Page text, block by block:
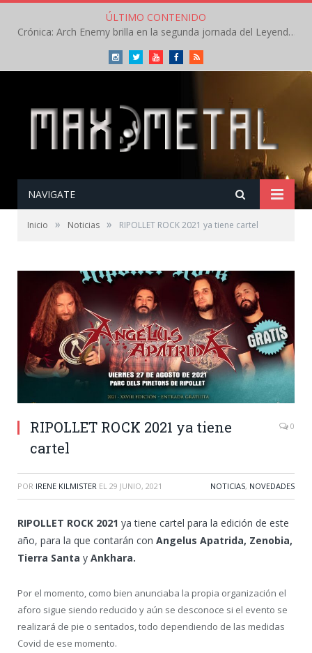
ÚLTIMO CONTENIDO
Crónica: Arch Enemy brilla en la segunda jornada del Leyendas del Rock – Jueves – Agosto 2026
InstagramTwitterYoutubeFacebookRSS
NAVIGATE
Inicio » Noticias » RIPOLLET ROCK 2021 ya tiene cartel
RIPOLLET ROCK 2021 ya tiene
cartel
0
POR IRENE KILMISTER EL 29 JUNIO, 2021 NOTICIAS, NOVEDADES
RIPOLLET ROCK 2021 ya tiene cartel para la edición de este
año, para la que contarán con Angelus Apatrida, Zenobia,
Tierra Santa y Ankhara.
Por el momento, como bien anunciaba la propia organización el
aforo sigue siendo reducido y aún se desconoce si el evento se
realizará de pie o sentados, todo dependiendo de las medidas
Covid de ese momento.